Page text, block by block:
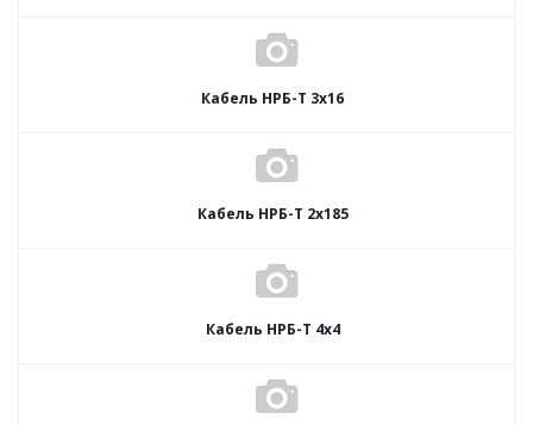
Кабель НРБ-Т 3х16
Кабель НРБ-Т 2х185
Кабель НРБ-Т 4х4